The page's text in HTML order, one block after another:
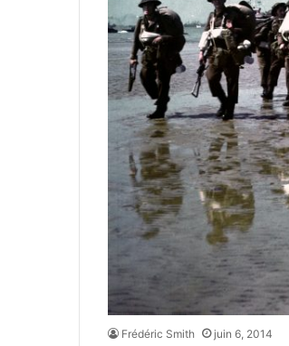
Frédéric Smith juin 6, 2014